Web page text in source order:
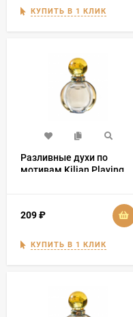
КУПИТЬ В 1 КЛИК
Разливные духи по
мотивам Kilian Playing
209₽
КУПИТЬ В 1 КЛИК